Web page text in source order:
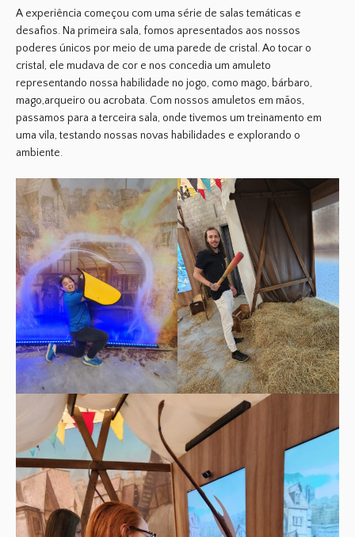
A experiência começou com uma série de salas temáticas e
desafios. Na primeira sala, fomos apresentados aos nossos
poderes únicos por meio de uma parede de cristal. Ao tocar o
cristal, ele mudava de cor e nos concedia um amuleto
representando nossa habilidade no jogo, como mago, bárbaro,
mago,arqueiro ou acrobata. Com nossos amuletos em mãos,
passamos para a terceira sala, onde tivemos um treinamento em
uma vila, testando nossas novas habilidades e explorando o
ambiente.